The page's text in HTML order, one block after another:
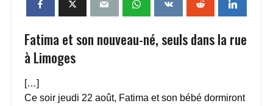
Fatima et son nouveau-né, seuls dans la rue
à Limoges
[…]
Ce soir jeudi 22 août, Fatima et son bébé dormiront